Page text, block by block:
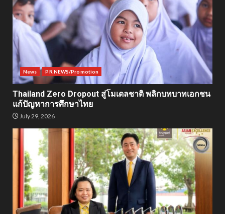
News PR NEWS/Promotion
Thailand Zero Dropout สู่โมเดลชาติ พลิกบทบาทเอกชน
แก้ปัญหาการศึกษาไทย
July 29, 2026